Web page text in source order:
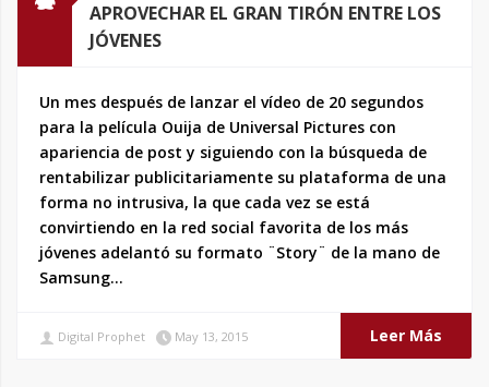
APROVECHAR EL GRAN TIRÓN ENTRE LOS
JÓVENES
Un mes después de lanzar el vídeo de 20 segundos
para la película Ouija de Universal Pictures con
apariencia de post y siguiendo con la búsqueda de
rentabilizar publicitariamente su plataforma de una
forma no intrusiva, la que cada vez se está
convirtiendo en la red social favorita de los más
jóvenes adelantó su formato ¨Story¨ de la mano de
Samsung…
Digital Prophet May 13, 2015 Leer Más